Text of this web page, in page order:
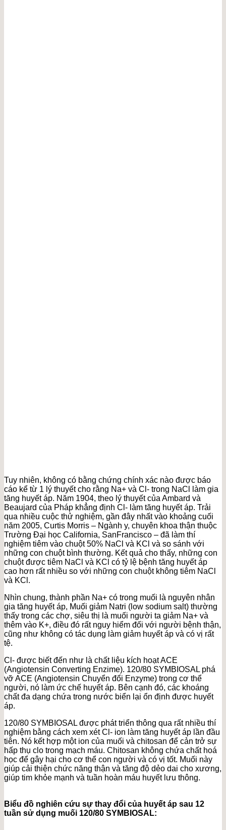
Tuy nhiên, không có bằng chứng chính xác nào được báo
cáo kể từ 1 lý thuyết cho rằng Na+ và Cl- trong NaCl làm gia
tăng huyết áp. Năm 1904, theo lý thuyết của Ambard và
Beaujard của Pháp khẳng định Cl- làm tăng huyết áp. Trải
qua nhiều cuộc thử nghiệm, gần đây nhất vào khoảng cuối
năm 2005, Curtis Morris – Ngành y, chuyên khoa thận thuộc
Trường Đại học California, SanFrancisco – đã làm thí
nghiệm tiêm vào chuột 50% NaCl và KCl và so sánh với
những con chuột bình thường. Kết quả cho thấy, những con
chuột được tiêm NaCl và KCl có tỷ lệ bệnh tăng huyết áp
cao hơn rất nhiều so với những con chuột không tiêm NaCl
và KCl.
Nhìn chung, thành phần Na+ có trong muối là nguyên nhân
gia tăng huyết áp, Muối giảm Natri (low sodium salt) thường
thấy trong các chợ, siêu thị là muối người ta giảm Na+ và
thêm vào K+, điều đó rất nguy hiểm đối với người bệnh thận,
cũng như không có tác dụng làm giảm huyết áp và có vị rất
tệ.
Cl- được biết đến như là chất liệu kích hoạt ACE
(Angiotensin Converting Enzime). 120/80 SYMBIOSAL phá
vỡ ACE (Angiotensin Chuyển đổi Enzyme) trong cơ thể
người, nó làm ức chế huyết áp. Bên cạnh đó, các khoáng
chất đa dạng chứa trong nước biển lại ổn định được huyết
áp.
120/80 SYMBIOSAL được phát triển thông qua rất nhiều thí
nghiệm bằng cách xem xét Cl- ion làm tăng huyết áp lần đầu
tiên. Nó kết hợp một ion của muối và chitosan để cản trở sự
hấp thụ clo trong mạch máu. Chitosan không chứa chất hoá
học để gây hại cho cơ thể con người và có vị tốt. Muối này
giúp cải thiện chức năng thận và tăng độ dẻo dai cho xương,
giúp tim khỏe mạnh và tuần hoàn máu huyết lưu thông.
Biểu đồ nghiên cứu sự thay đổi của huyết áp sau 12
tuần sử dụng muối 120/80 SYMBIOSAL: